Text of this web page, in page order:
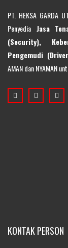
PT. HEKSA GARDA
Penyedia Jasa
(Security),
Pengemudi
AMAN dan NYAMAN
KONTAK PERSON